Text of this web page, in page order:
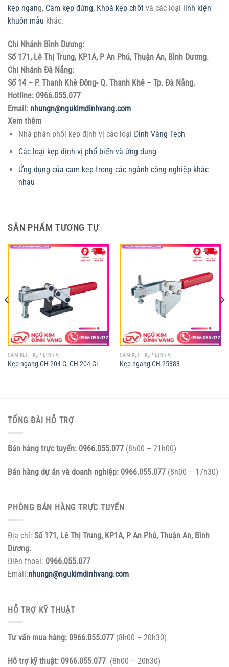
kẹp ngang, Cam kẹp đứng, Khoá kẹp chốt và các loại linh kiện
khuôn mẫu khác.
Chi Nhánh Bình Dương:
Số 171, Lê Thị Trung, KP1A, P An Phú, Thuận An, Bình Dương.
Chi Nhánh Đà Nẳng:
Số 14 – P. Thanh Khê Đông- Q. Thanh Khê – Tp. Đà Nẵng.
Hotline: 0966.055.077
Email: nhungn@ngukimdinhvang.com
Xem thêm
Nhà phân phối kẹp định vị các loại Đỉnh Vàng Tech
Các loại kẹp định vị phổ biến và ứng dụng
Ứng dụng của cam kẹp trong các ngành công nghiệp khác
nhau
SẢN PHẨM TƯƠNG TỰ
CAM KẸP - KẸP ĐỊNH VỊ
Kẹp ngang CH-204-G, CH-204-GL
CAM KẸP - KẸP ĐỊNH VỊ
Kẹp ngang CH-25383
TỔNG ĐÀI HỖ TRỢ
Bán hàng trực tuyến: 0966.055.077 (8h00 – 21h00)
Bán hàng dự án và doanh nghiệp: 0966.055.077 (8h00 – 17h30)
PHÒNG BÁN HÀNG TRỰC TUYẾN
Địa chỉ: Số 171, Lê Thị Trung, KP1A, P An Phú, Thuận An, Bình
Dương.
Điện thoại: 0966.055.077
Email:nhungn@ngukimdinhvang.com
HỖ TRỢ KỸ THUẬT
Tư vấn mua hàng: 0966.055.077 (8h00 – 20h30)
Hỗ trợ kỹ thuật: 0966.055.077 (8h00 – 20h30)